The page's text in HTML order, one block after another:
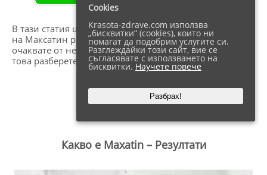
В тази статия ще ви обясним как натуралната формула
на Максатин работи и какви резултати в леглото да
очаквате от него. Не затваряйте страницата, а вместо
това разберете как да станете по-добре в леглото.
покажи
Какво е Maxatin – Резултати
Cookies
Krasota-zdrave.com използва
„бисквитки“ (cookies), които ни
помагат да подобрим услугите си.
Разглеждайки този сайт, вие се
съгласявате с използването на
бисквитки. Научете повече
Разбрах!